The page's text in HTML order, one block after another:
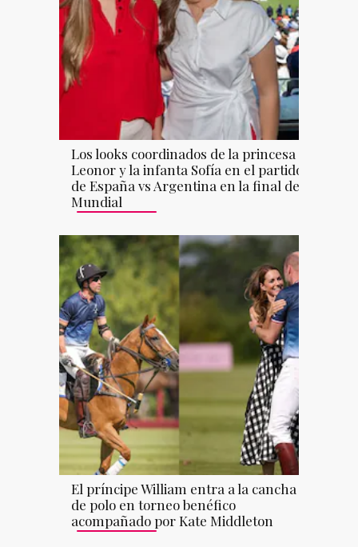
Los looks coordinados de la princesa
Leonor y la infanta Sofía en el partido
de España vs Argentina en la final del
Mundial
El príncipe William entra a la cancha
de polo en torneo benéfico
acompañado por Kate Middleton